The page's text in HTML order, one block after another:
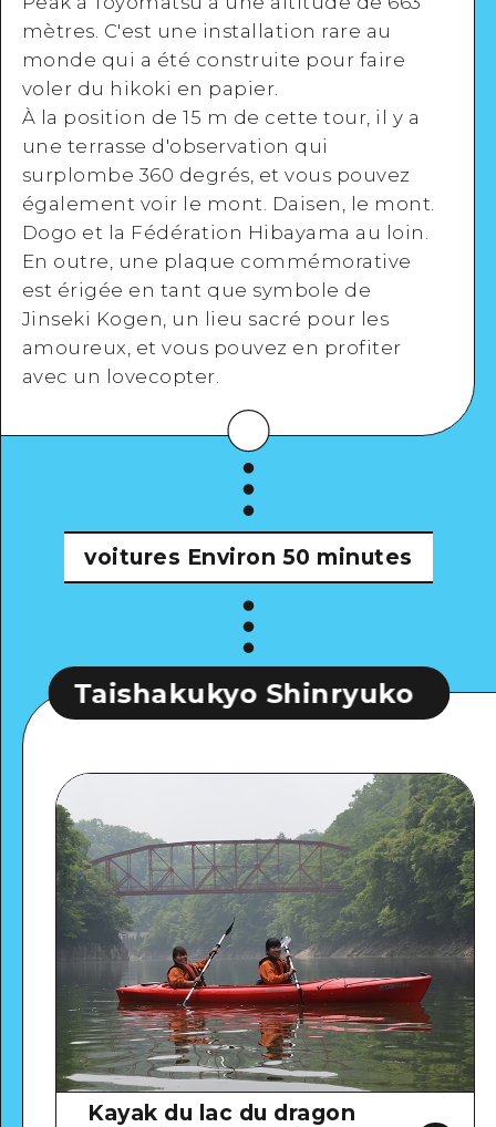
mètres. C'est une installation rare au
monde qui a été construite pour faire
voler du hikoki en papier.
À la position de 15 m de cette tour, il y a
une terrasse d'observation qui
surplombe 360 degrés, et vous pouvez
également voir le mont. Daisen, le mont.
Dogo et la Fédération Hibayama au loin.
En outre, une plaque commémorative
est érigée en tant que symbole de
Jinseki Kogen, un lieu sacré pour les
amoureux, et vous pouvez en profiter
avec un lovecopter.
voitures Environ 50 minutes
Shinryuko
Kayak du lac du dragon